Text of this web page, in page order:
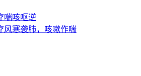
喘咳呕逆
风寒袭肺，咳嗽作喘